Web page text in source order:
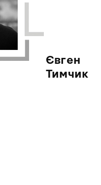
Євген
Тимчик